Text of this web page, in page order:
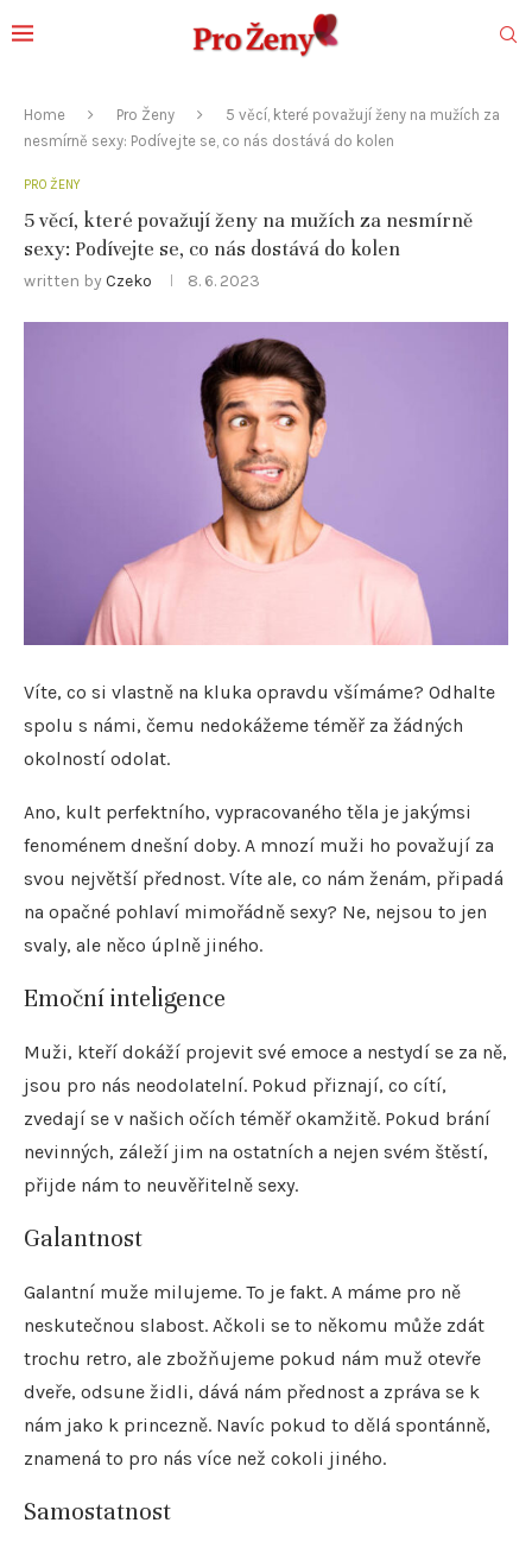
Home Pro Ženy
5 věcí, které považují ženy na mužích za
nesmírně sexy: Podívejte se, co nás dostává do kolen
PRO ŽENY
5 věcí, které považují ženy na mužích za nesmírně
sexy: Podívejte se, co nás dostává do kolen
written by Czeko 8. 6. 2023
Víte, co si vlastně na kluka opravdu všímáme? Odhalte
spolu s námi, čemu nedokážeme téměř za žádných
okolností odolat.
Ano, kult perfektního, vypracovaného těla je jakýmsi
fenoménem dnešní doby. A mnozí muži ho považují za
svou největší přednost. Víte ale, co nám ženám, připadá
na opačné pohlaví mimořádně sexy? Ne, nejsou to jen
svaly, ale něco úplně jiného.
Emoční inteligence
Muži, kteří dokáží projevit své emoce a nestydí se za ně,
jsou pro nás neodolatelní. Pokud přiznají, co cítí,
zvedají se v našich očích téměř okamžitě. Pokud brání
nevinných, záleží jim na ostatních a nejen svém štěstí,
přijde nám to neuvěřitelně sexy.
Galantnost
Galantní muže milujeme. To je fakt. A máme pro ně
neskutečnou slabost. Ačkoli se to někomu může zdát
trochu retro, ale zbožňujeme pokud nám muž otevře
dveře, odsune židli, dává nám přednost a zpráva se k
nám jako k princezně. Navíc pokud to dělá spontánně,
znamená to pro nás více než cokoli jiného.
Samostatnost